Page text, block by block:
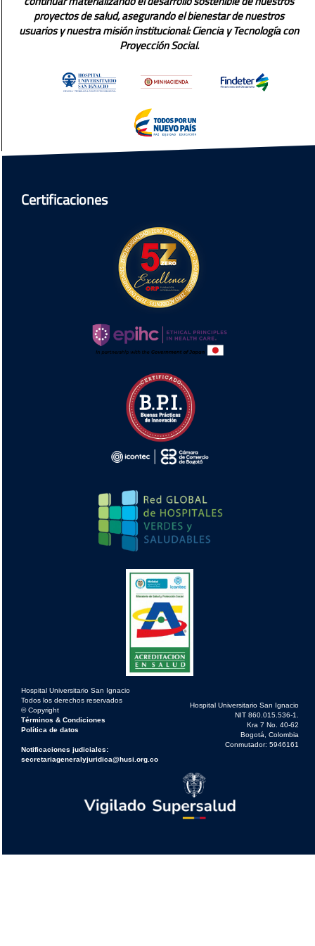
proyectos de salud, asegurando el bienestar de nuestros
usuarios y nuestra misión institucional: Ciencia y Tecnología con
Proyección Social.
Certificaciones
Hospital Universitario San Ignacio
Todos los derechos reservados
© Copyright
Términos & Condiciones
Política de datos
Notificaciones judiciales:
secretariageneralyjuridica@husi.org.co
Hospital Universitario San Ignacio
NIT 860.015.536-1.
Kra 7 No. 40-62
Bogotá, Colombia
Conmutador: 5946161